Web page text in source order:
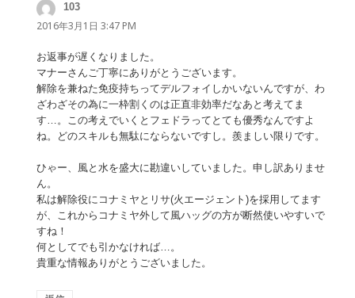
103
り:
2016年3月1日 3:47 PM
お返事が遅くなりました。
マナーさんご丁寧にありがとうございます。
解除を兼ねた免疫持ちってデルフォイしかいないんですが、わ
ざわざその為に一枠割くのは正直非効率だなあと考えてま
す…。この考えでいくとフェドラってとても優秀なんですよ
ね。どのスキルも無駄にならないですし。羨ましい限りです。
ひゃー、風と水を盛大に勘違いしていました。申し訳ありませ
ん。
私は解除役にコナミヤとリサ(火エージェント)を採用してます
が、これからコナミヤ外して風ハッグの方が断然使いやすいで
すね！
何としてでも引かなければ…。
貴重な情報ありがとうございました。